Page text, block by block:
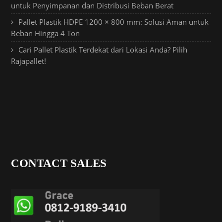
untuk Penyimpanan dan Distribusi Beban Berat
Pallet Plastik HDPE 1200 × 800 mm: Solusi Aman untuk
Beban Hingga 4 Ton
Cari Pallet Plastik Terdekat dari Lokasi Anda? Pilih
Rajapallet!
CONTACT SALES